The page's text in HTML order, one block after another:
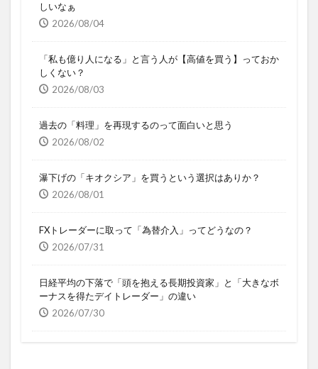
しいなぁ
2026/08/04
「私も億り人になる」と言う人が【高値を買う】っておか
しくない？
2026/08/03
過去の「料理」を再現するのって面白いと思う
2026/08/02
瀑下げの「キオクシア」を買うという選択はありか？
2026/08/01
FXトレーダーに取って「為替介入」ってどうなの？
2026/07/31
日経平均の下落で「頭を抱える長期投資家」と「大きなボ
ーナスを得たデイトレーダー」の違い
2026/07/30